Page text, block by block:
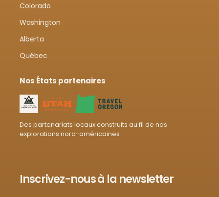
Colorado
Washington
Alberta
Québec
Nos États partenaires
Des partenariats locaux construits au fil de nos
explorations nord-américaines
Inscrivez-nous à la newsletter